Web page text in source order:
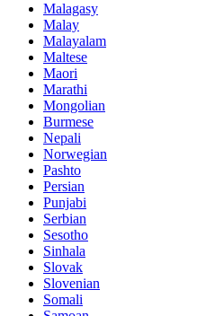
Malagasy
Malay
Malayalam
Maltese
Maori
Marathi
Mongolian
Burmese
Nepali
Norwegian
Pashto
Persian
Punjabi
Serbian
Sesotho
Sinhala
Slovak
Slovenian
Somali